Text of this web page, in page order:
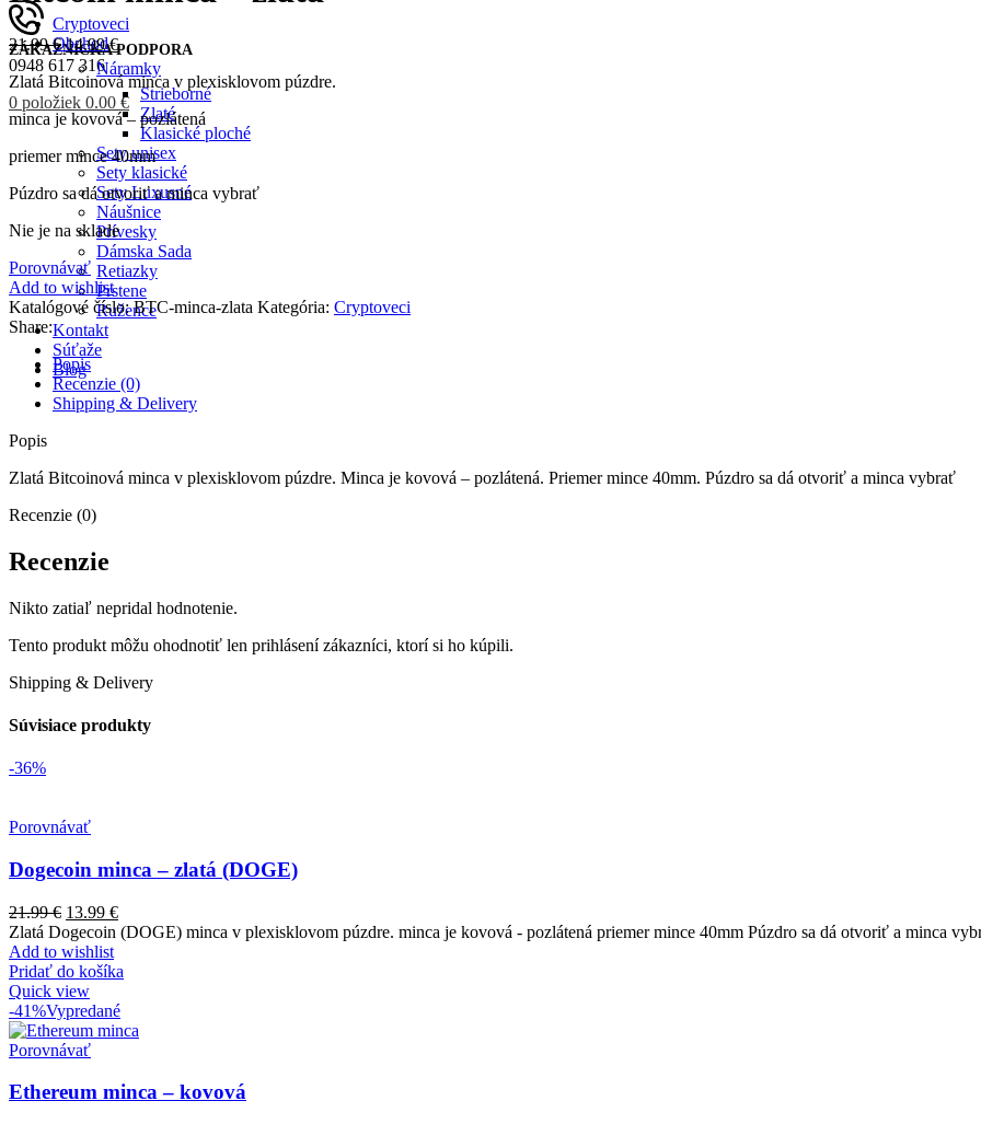
ZÁKAZNÍCKA PODPORA
0948 617 316
0 položiek 0.00 €
Cryptoveci
Obchod
Náramky
Strieborné
Zlaté
Klasické ploché
Sety unisex
Sety klasické
Sety Luxusné
Náušnice
Prívesky
Dámska Sada
Retiazky
Prstene
Ružence
Kontakt
Súťaže
Blog
Prihlásenie / Registrácia
0 Porovnávať
21.99€ 14.99€
Zlatá Bitcoinová minca v plexisklovom púzdre.
minca je kovová – pozlátená
priemer mince 40mm
Púzdro sa dá otvoriť a minca vybrať
Nie je na sklade
Porovnávať
Add to wishlist
Katalógové číslo:BTC-minca-zlata Kategória: Cryptoveci
Share:
Popis
Recenzie (0)
Shipping & Delivery
Popis
Zlatá Bitcoinová minca v plexisklovom púzdre. Minca je kovová – pozlátená. Priemer mince 40mm. Púzdro sa dá otvoriť a minca vybrať
Recenzie (0)
Recenzie
Nikto zatiaľ nepridal hodnotenie.
Tento produkt môžu ohodnotiť len prihlásení zákazníci, ktorí si ho kúpili.
Shipping & Delivery
Súvisiace produkty
-36%
Porovnávať
Dogecoin minca – zlatá (DOGE)
21.99€ 13.99 €
Zlatá Dogecoin (DOGE) minca v plexisklovom púzdre. minca je kovová - pozlátená priemer mince 40mm Púzdro sa dá otvoriť a minca
Add to wishlist
Pridať do košíka
Quick view
-41%Vypredané
Porovnávať
Ethereum minca – kovová